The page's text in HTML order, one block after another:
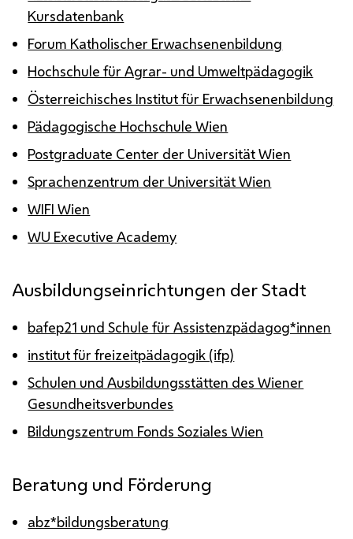
Kursdatenbank
Forum Katholischer Erwachsenenbildung
Hochschule für Agrar- und Umweltpädagogik
Österreichisches Institut für Erwachsenenbildung
Pädagogische Hochschule Wien
Postgraduate Center der Universität Wien
Sprachenzentrum der Universität Wien
WIFI Wien
WU Executive Academy
Ausbildungseinrichtungen der Stadt
bafep21 und Schule für Assistenzpädagog*innen
institut für freizeitpädagogik (ifp)
Schulen und Ausbildungsstätten des Wiener
Gesundheitsverbundes
Bildungszentrum Fonds Soziales Wien
Beratung und Förderung
abz*bildungsberatung